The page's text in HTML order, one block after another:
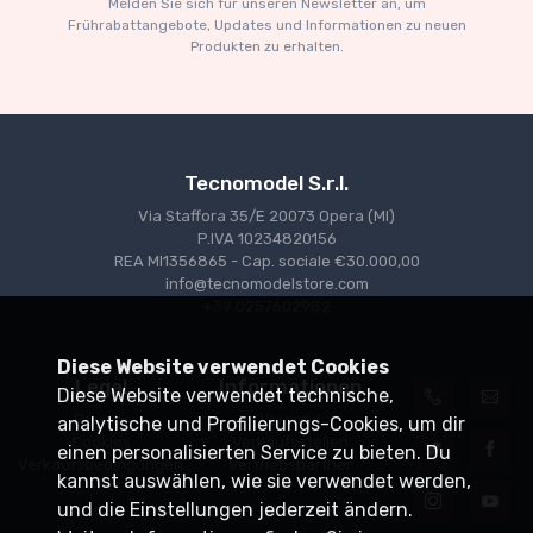
€227.05 €239.00
Melden Sie sich für unseren Newsletter an, um
Frührabattangebote, Updates und Informationen zu neuen
Produkten zu erhalten.
Tecnomodel S.r.l.
Via Staffora 35/E 20073 Opera (MI)
P.IVA 10234820156
REA MI1356865 - Cap. sociale €30.000,00
info@tecnomodelstore.com
Legal
Privacy
Cookies
Verkaufsbedingungen
Informationen
Versand
Verkaufsstellen
Vertriebspartner
Diese Website verwendet Cookies
Diese Website verwendet technische,
analytische und Profilierungs-Cookies, um dir
einen personalisierten Service zu bieten. Du
kannst auswählen, wie sie verwendet werden,
und die Einstellungen jederzeit ändern.